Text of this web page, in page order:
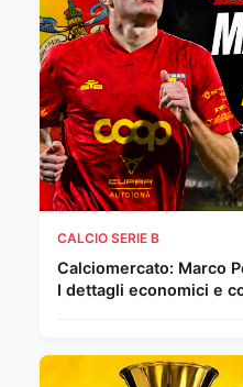
CALCIO SERIE B
Calciomercato: Marco
I dettagli economici e